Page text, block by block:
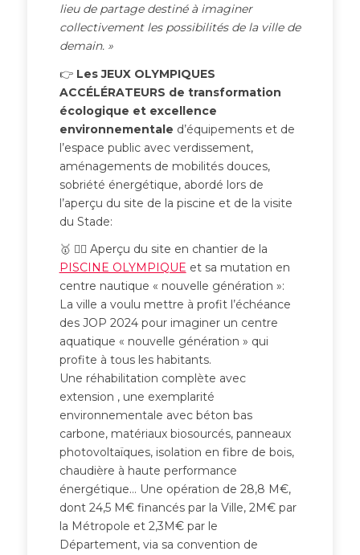
lieu de partage destiné à imaginer
collectivement les possibilités de la ville de
demain. »
👉 Les JEUX OLYMPIQUES
ACCÉLÉRATEURS de transformation
écologique et excellence
environnementale d’équipements et de
l’espace public avec verdissement,
aménagements de mobilités douces,
sobriété énergétique, abordé lors de
l’aperçu du site de la piscine et de la visite
du Stade:
🥇 🏊‍♂️ Aperçu du site en chantier de la
PISCINE OLYMPIQUE et sa mutation en
centre nautique « nouvelle génération »:
La ville a voulu mettre à profit l’échéance
des JOP 2024 pour imaginer un centre
aquatique « nouvelle génération » qui
profite à tous les habitants.
Une réhabilitation complète avec
extension , une exemplarité
environnementale avec béton bas
carbone, matériaux biosourcés, panneaux
photovoltaïques, isolation en fibre de bois,
chaudière à haute performance
énergétique… Une opération de 28,8 M€,
dont 24,5 M€ financés par la Ville, 2M€ par
la Métropole et 2,3M€ par le
Département, via sa convention de